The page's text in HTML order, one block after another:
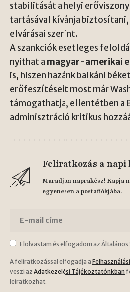
stabilitását a helyi
tartásával kívánja biztosítani,
elvárásai szerint.
A szankciók esetleges
nyithat a magyar-amerikai
is, hiszen hazánk balkáni
erőfeszítéseit most már
támogathatja, ellentétben a
adminisztráció kritikus
Feliratkozás a
Maradjon naprakész! Kapja
egyenesen a postafiókjába.
Elolvastam és elfogadom az
A feliratkozással elfogadja a
veszi az Adatkezelési Tájékoztatónkban
leiratkozhat.